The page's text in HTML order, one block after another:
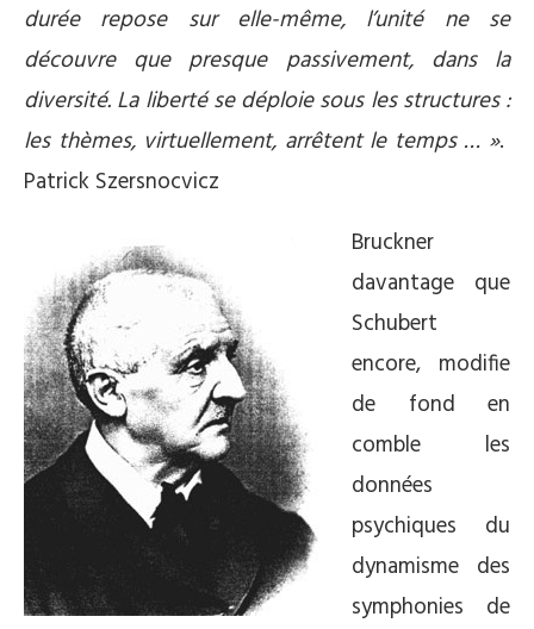
durée repose sur elle-même, l’unité ne se
découvre que presque passivement, dans la
diversité. La liberté se déploie sous les structures :
les thèmes, virtuellement, arrêtent le temps … ».
Patrick Szersnocvicz
Bruckner
davantage que
Schubert
encore, modifie
de fond en
comble les
données
psychiques du
dynamisme des
symphonies de